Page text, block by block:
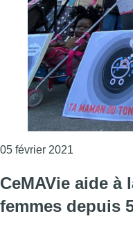
05 février 2021
CeMAVie aide
femmes depuis